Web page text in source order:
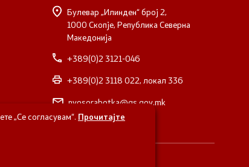
Булевар „Илинден“ број 2,
1000 Скопје, Република Северна
Македонија
+389(0)2 3121-046
+389(0)2 3118 022, локал 336
nvosorabotka@gs.gov.mk
„Се согласувам“. Прочитајте